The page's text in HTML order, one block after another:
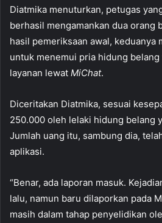
Diatmika menuturkan, petugas
berhasil mengamankan dua orang
hasil pemeriksaan awal, keduanya
untuk menemui pria hidung
layanan lewat MiChat.
Diceritakan Diatmika, sesuai
250.000 oleh lelaki hidung belang
Jumlah uang itu, sambung dia,
aplikasi.
“Benar, ada laporan masuk.
lalu, namun baru dilaporkan pada
masih dalam tahap penyelidikan